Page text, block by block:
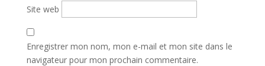
Site web
Enregistrer mon nom, mon e-mail et mon site dans le
navigateur pour mon prochain commentaire.